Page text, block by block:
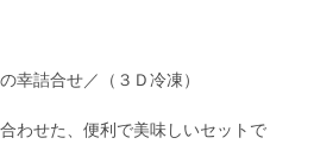
幸詰合せ／（３Ｄ冷凍）
わせた、便利で美味しいセットで